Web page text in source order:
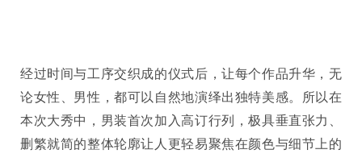
经过时间与工序交织成的仪式后，让每个作品升华，无
论女性、男性，都可以自然地演绎出独特美感。所以在
本次大秀中，男装首次加入高订行列，极具垂直张力、
删繁就简的整体轮廓让人更轻易聚焦在颜色与细节上的